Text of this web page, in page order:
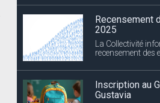
Recensement
2025
La Collectivité
recensement des
Inscription au
Gustavia